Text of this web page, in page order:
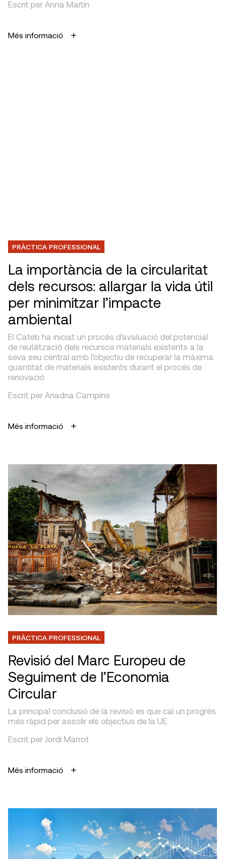
Escrit per Anna Martin
Més informació
PRÀCTICA PROFESSIONAL
La importància de la circularitat
dels recursos: allargar la vida útil
per minimitzar l’impacte
ambiental
El Cateb ha iniciat un procés d’avaluació del potencial
de reutilització dels recursos materials existents a la
seva seu central amb l’objectiu de recuperar la màxima
quantitat de materials existents durant el procés de
renovació
Escrit per Ariadna Campins
Més informació
PRÀCTICA PROFESSIONAL
Revisió del Marc Europeu de
Seguiment de l’Economia
Circular
La principal conclusió de la revisió es que cal un progrés
més ràpid per assolir els objectius de la UE.
Escrit per Jordi Marrot
Més informació